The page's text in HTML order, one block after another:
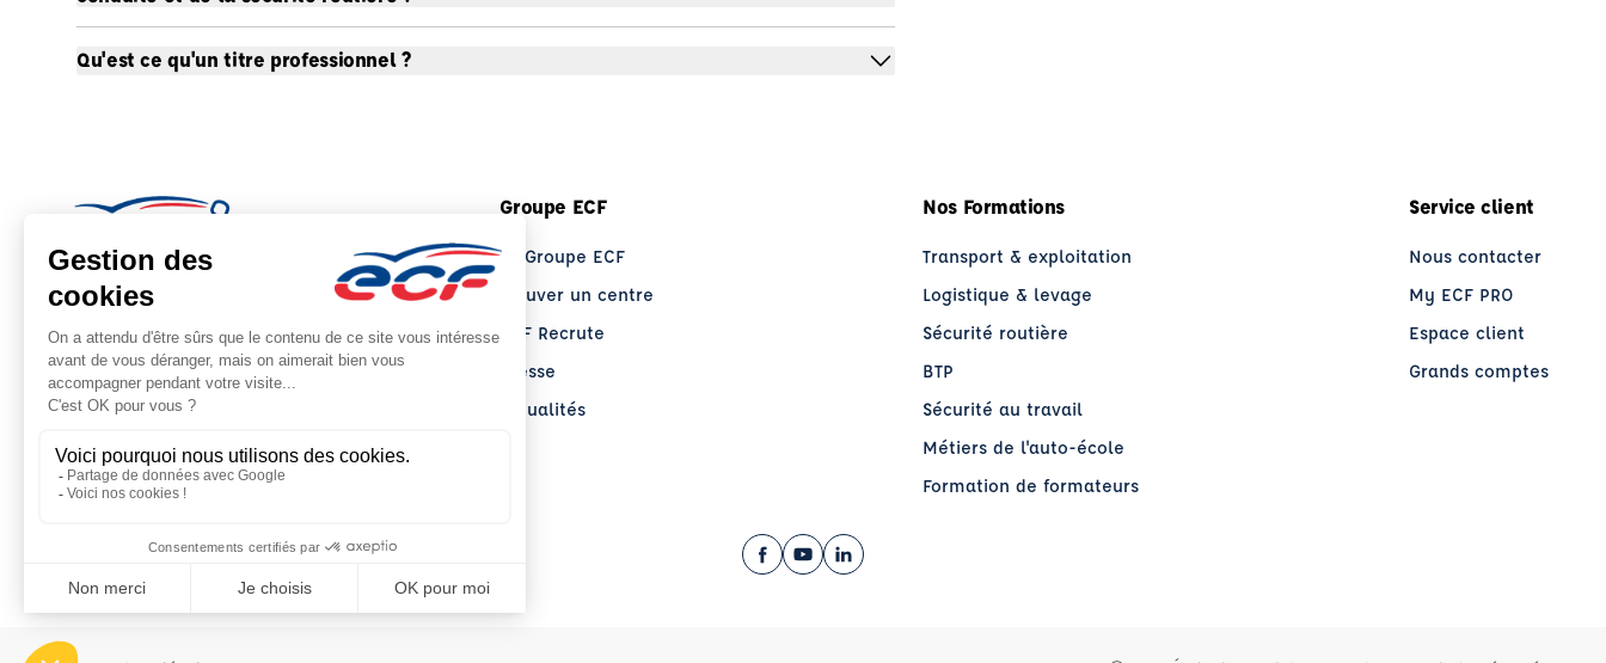
Qu'est ce qu'un titre professionnel ?
Groupe ECF
Le Groupe ECF
Trouver un centre
ECF Recrute
Presse
Actualités
Nos Formations
Transport & exploitation
Logistique & levage
Sécurité routière
BTP
Sécurité au travail
Métiers de l'auto-école
Formation de formateurs
Service client
Nous contacter
My ECF PRO
Espace client
Grands comptes
Facebook (nouvelle fenêtre)
YouTube (nouvelle fenêtre)
LinkedIn (nouvelle fenêtre)